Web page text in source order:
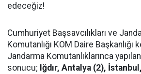
edeceğiz!
Cumhuriyet Başsavcılıkları ve
Komutanlığı KOM Daire Başkanlığı
Jandarma Komutanlıklarınca
sonucu; Iğdır, Antalya (2),